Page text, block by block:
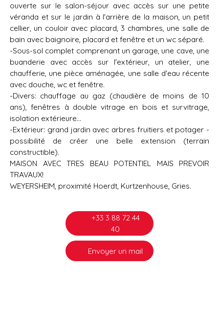
ouverte sur le salon-séjour avec accès sur une petite
véranda et sur le jardin à l'arrière de la maison, un petit
cellier, un couloir avec placard, 3 chambres, une salle de
bain avec baignoire, placard et fenêtre et un wc séparé.
-Sous-sol complet comprenant un garage, une cave, une
buanderie avec accès sur l'extérieur, un atelier, une
chaufferie, une pièce aménagée, une salle d'eau récente
avec douche, wc et fenêtre.
-Divers: chauffage au gaz (chaudière de moins de 10
ans), fenêtres à double vitrage en bois et survitrage,
isolation extérieure...
-Extérieur: grand jardin avec arbres fruitiers et potager -
possibilité de créer une belle extension (terrain
constructible).
MAISON AVEC TRES BEAU POTENTIEL MAIS PREVOIR
TRAVAUX!
WEYERSHEIM, proximité Hoerdt, Kurtzenhouse, Gries.
+33 3 88 72 44
40
Envoyer un mail